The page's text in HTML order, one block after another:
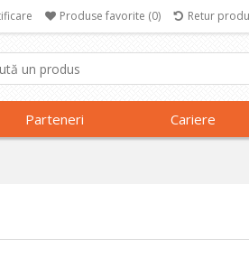
Produse favorite (0) Retur
Parteneri Cariere